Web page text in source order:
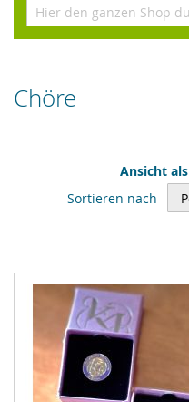
Chöre
Ansicht als
Sortieren nach